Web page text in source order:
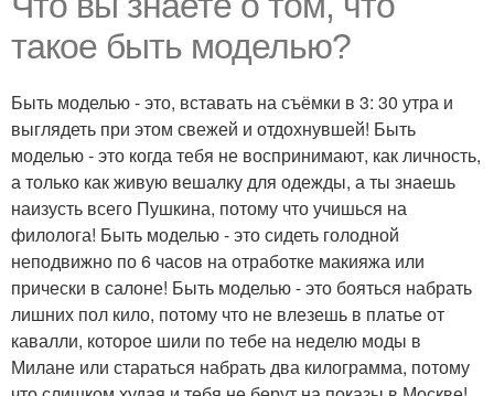
такое быть моделью?
Быть моделью - это, вставать на съёмки в 3: 30 утра и
выглядеть при этом свежей и отдохнувшей! Быть
моделью - это когда тебя не воспринимают, как личность,
а только как живую вешалку для одежды, а ты знаешь
наизусть всего Пушкина, потому что учишься на
филолога! Быть моделью - это сидеть голодной
неподвижно по 6 часов на отработке макияжа или
прически в салоне! Быть моделью - это бояться набрать
лишних пол кило, потому что не влезешь в платье от
кавалли, которое шили по тебе на неделю моды в
Милане или стараться набрать два килограмма, потому